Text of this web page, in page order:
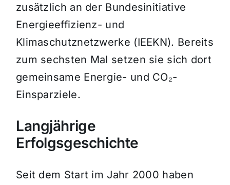
zusätzlich an der Bundesinitiative
Energieeffizienz- und
Klimaschutznetzwerke (IEEKN). Bereits
zum sechsten Mal setzen sie sich dort
gemeinsame Energie- und CO₂-
Einsparziele.
Langjährige
Erfolgsgeschichte
Seit dem Start im Jahr 2000 haben